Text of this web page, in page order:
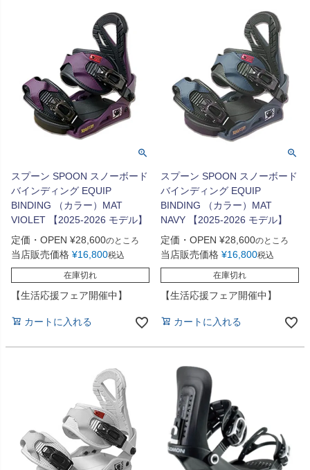
スプーン SPOON スノーボード
バインディング EQUIP
BINDING （カラー）MAT
VIOLET 【2025-2026 モデル】
定価・OPEN ¥28,600のところ
当店販売価格 ¥16,800税込
在庫切れ
【生活応援フェア開催中】
カートに入れる
スプーン SPOON スノーボード
バインディング EQUIP
BINDING （カラー）MAT
NAVY 【2025-2026 モデル】
定価・OPEN ¥28,600のところ
当店販売価格 ¥16,800税込
在庫切れ
【生活応援フェア開催中】
カートに入れる